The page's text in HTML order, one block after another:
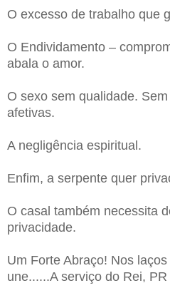
O excesso de trabalho que
O Endividamento –
abala o amor.
O sexo sem qualidade.
afetivas.
A negligência espiritual.
Enfim, a serpente quer
O casal também necessita
privacidade.
Um Forte Abraço! Nos
une......A serviço do Rei,